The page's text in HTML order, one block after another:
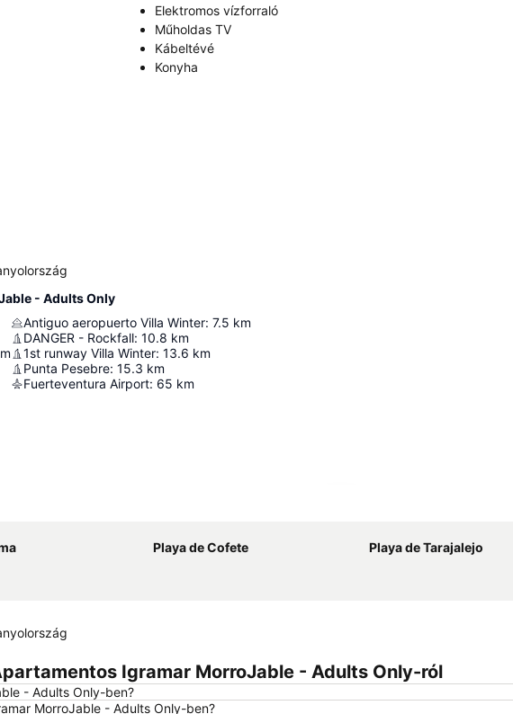
Elektromos vízforraló
Műholdas TV
Kábeltévé
Konyha
- Adults Only
Antiguo aeropuerto Villa Winter: 7.5 km
DANGER - Rockfall: 10.8 km
1st runway Villa Winter: 13.6 km
Punta Pesebre: 15.3 km
Fuerteventura Airport: 65 km
Playa de Cofete
Playa de Tarajalejo
Igramar MorroJable - Adults Only-ról
- Adults Only-ben?
MorroJable - Adults Only-ben?